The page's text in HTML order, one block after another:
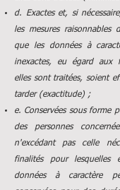
d. Exactes et, si
les mesures raisonnables
que les données à
inexactes, eu égard aux
elles sont traitées, soient
tarder (exactitude) ;
e. Conservées sous forme
des personnes
n'excédant pas celle
finalités pour
données à caractère